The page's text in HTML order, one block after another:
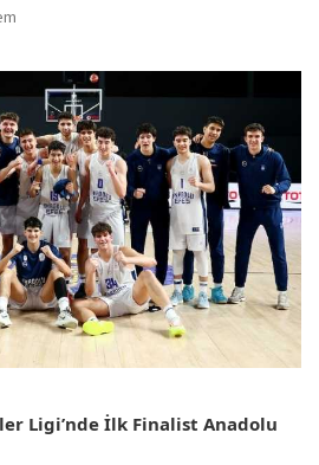
Ligi’nde İlk Finalist Anadolu